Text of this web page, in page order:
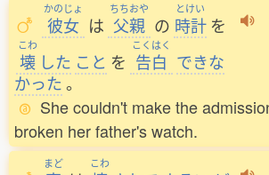
かのじょ
彼女 は
ちちおや
父親 の
とけい
時計 を
こわ
壊 した こと を
こくはく
告白 できな
かった。
She couldn't make the
broken her father's watch.
まど こわ